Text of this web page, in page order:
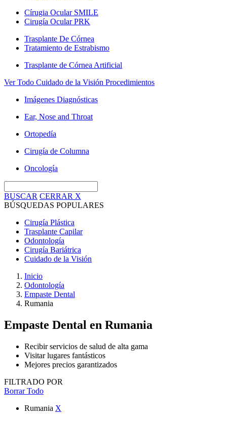
Círugia Ocular SMILE
Cirugía Ocular PRK
Trasplante De Córnea
Tratamiento de Estrabismo
Trasplante de Córnea Artificial
Ver Todo Cuidado de la Visión Procedimientos
Imágenes Diagnósticas
Ear, Nose and Throat
Ortopedía
Cirugía de Columna
Oncología
BUSCAR CERRAR X
BÚSQUEDAS POPULARES
Cirugía Plástica
Trasplante Capilar
Odontología
Cirugía Bariátrica
Cuidado de la Visión
Inicio
Odontología
Empaste Dental
Rumania
Empaste Dental en Rumania
Recibir servicios de salud de alta gama
Visitar lugares fantásticos
Mejores precios garantizados
FILTRADO POR
Borrar Todo
Rumania X